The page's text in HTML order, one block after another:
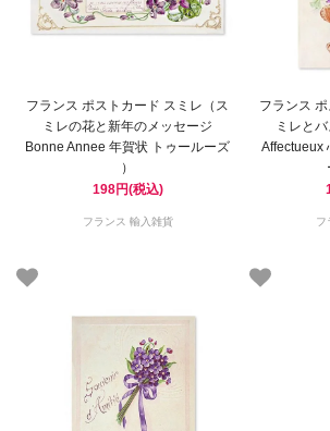
フランス ポストカード スミレ（ス
ミレの花と新年のメッセージ
Bonne Annee 年賀状 トゥールーズ
）
198円(税込)
フランス 輸入雑貨
フランス
ミレと
Affectueux
フ